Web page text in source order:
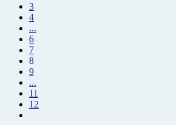
3
4
...
6
7
8
9
...
11
12